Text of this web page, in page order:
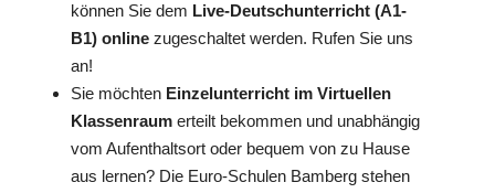
können Sie dem Live-Deutschunterricht (A1-
B1) online zugeschaltet werden. Rufen Sie uns
an!
Sie möchten Einzelunterricht im Virtuellen
Klassenraum erteilt bekommen und unabhängig
vom Aufenthaltsort oder bequem von zu Hause
aus lernen? Die Euro-Schulen Bamberg stehen